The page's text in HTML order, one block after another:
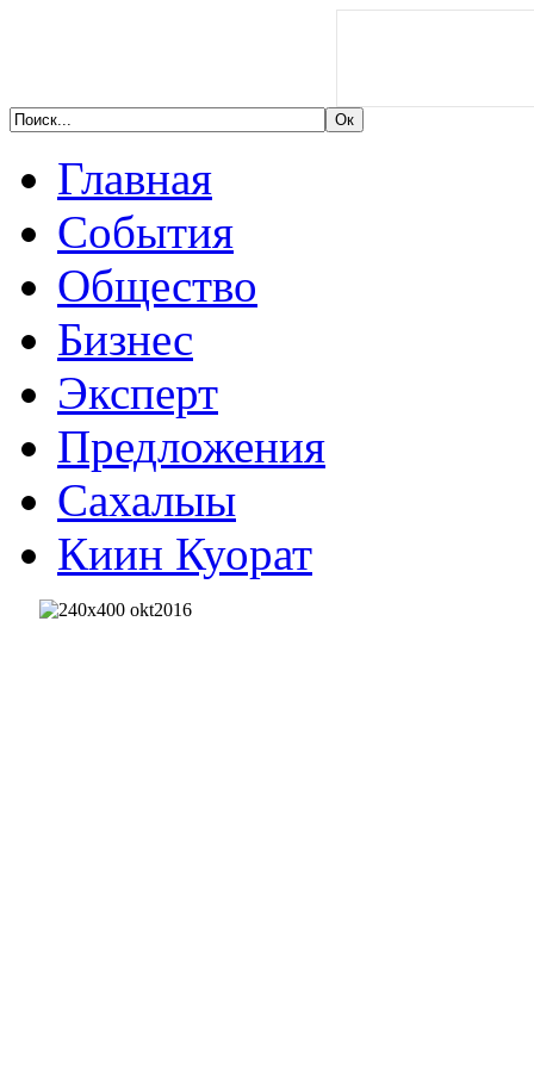
Главная
События
Общество
Бизнес
Эксперт
Предложения
Сахалыы
Киин Куорат